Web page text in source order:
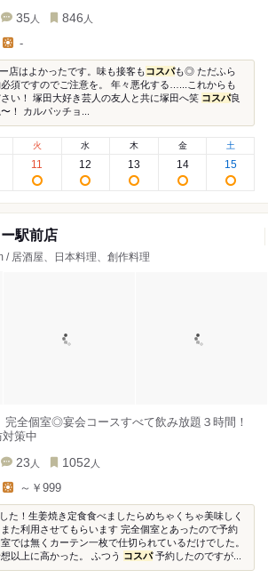
35 人 846 人
-
店はよかったです。味も接客もコスパも◎ ただふら
須ですのでご注意を。 年々悪化する…...これからも
い！ 塚田大好き芸人の友人と共に塚田へ笑 コスパ良
！ カルパッチョ...
火
11
水
12
木
13
金
14
土
15
駅前店
/ 居酒屋、日本料理、創作料理
完全個室◎宴会コースすべて飲み放題３時間！
策中
23 人 1052 人
～￥999
た！生姜焼き定食食べましたらめちゃくちゃ美味しく
た利用させてもらいます 完全個室とあったので予約
では無くカーテン一枚で仕切られているだけでした。
以上に高かった。 ふつう コスパ予約したのですが...